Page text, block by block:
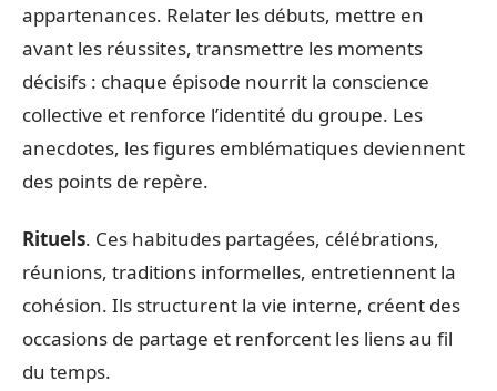
appartenances. Relater les débuts, mettre en
avant les réussites, transmettre les moments
décisifs : chaque épisode nourrit la conscience
collective et renforce l’identité du groupe. Les
anecdotes, les figures emblématiques deviennent
des points de repère.
Rituels. Ces habitudes partagées, célébrations,
réunions, traditions informelles, entretiennent la
cohésion. Ils structurent la vie interne, créent des
occasions de partage et renforcent les liens au fil
du temps.